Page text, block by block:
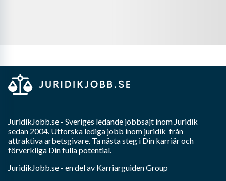
JuridikJobb.se - Sveriges ledande jobbsajt inom Juridik
sedan 2004. Utforska lediga jobb inom juridik från
attraktiva arbetsgivare. Ta nästa steg i Din karriär och
förverkliga Din fulla potential.
JuridikJobb.se - en del av Karriarguiden Group